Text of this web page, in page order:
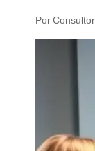
Por